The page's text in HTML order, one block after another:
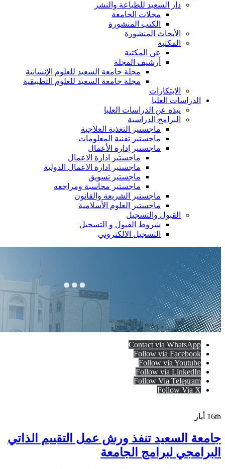
دار السعيد للطباعة والنشر
مجلات الجامعة
الكتب المنشورة
الأبحاث المنشورة
المكتبة
عن المكتبة
أرشيف المجلة
مجلة جامعة السعيد للعلوم الإنسانية
مجلة جامعة السعيد للعلوم التطبيقية
الابتكارات
الدراسات العليا
نبذه عن الدراسات العليا
البرامج الدراسية
ماجستير التغذية العلاجية
ماجستير تقنية المعلومات
ماجستير إدارة الأعمال
ماجستير ادارة الاعمال
ماجستير ادارة الاعمال الدولية
ماجستير تسويق
ماجستير محاسبة ومراجعه
ماجستير الشريعة والقانون
ماجستير العلوم الأسلامية
القبول والتسجيل
شروط القبول و التسجيل
التسجيل الالكتروني
Contact via WhatsApp
Follow via Facebook
Follow via Youtube
Follow via LinkedIn
Follow Via Telegram
Follow Via X
16th أيار
جامعة السعيد تنفذ ورش عمل التقييم الذاتي
البرامجي لبرامج الجامعة